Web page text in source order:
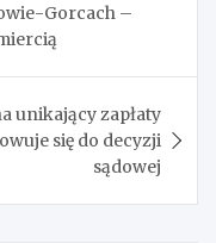
Gorcach –
unikający zapłaty
się do decyzji
sądowej